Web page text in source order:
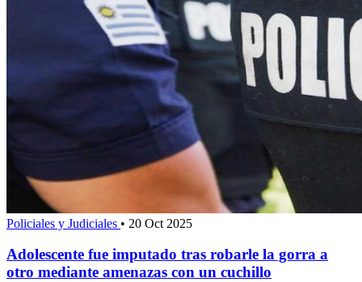
Policiales y Judiciales • 20 Oct 2025
Adolescente fue imputado tras robarle la gorra a
otro mediante amenazas con un cuchillo